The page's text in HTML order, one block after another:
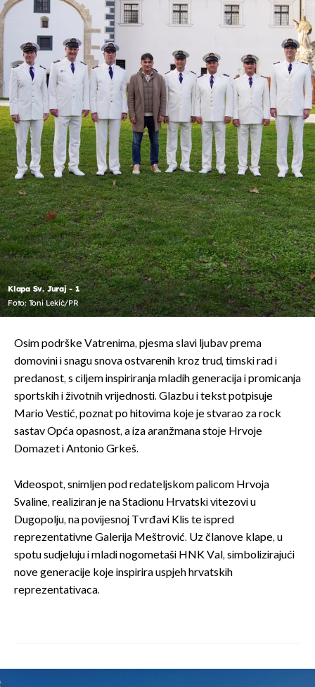
Klapa Sv. Juraj - 1
Foto: Toni Lekić/PR
Osim podrške Vatrenima, pjesma slavi ljubav prema
domovini i snagu snova ostvarenih kroz trud, timski rad i
predanost, s ciljem inspiriranja mladih generacija i promicanja
sportskih i životnih vrijednosti. Glazbu i tekst potpisuje
Mario Vestić, poznat po hitovima koje je stvarao za rock
sastav Opća opasnost, a iza aranžmana stoje Hrvoje
Domazet i Antonio Grkeš.
Videospot, snimljen pod redateljskom palicom Hrvoja
Svaline, realiziran je na Stadionu Hrvatski vitezovi u
Dugopolju, na povijesnoj Tvrđavi Klis te ispred
reprezentativne Galerija Meštrović. Uz članove klape, u
spotu sudjeluju i mladi nogometaši HNK Val, simbolizirajući
nove generacije koje inspirira uspjeh hrvatskih
reprezentativaca.